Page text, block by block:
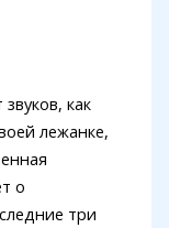
как
лежанке,
о
три